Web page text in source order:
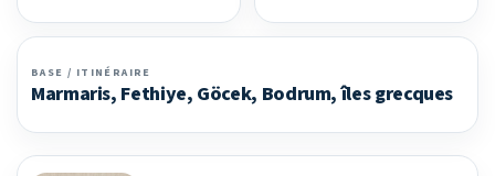
BASE / ITINÉRAIRE
Marmaris, Fethiye, Göcek, Bodrum, îles grecques